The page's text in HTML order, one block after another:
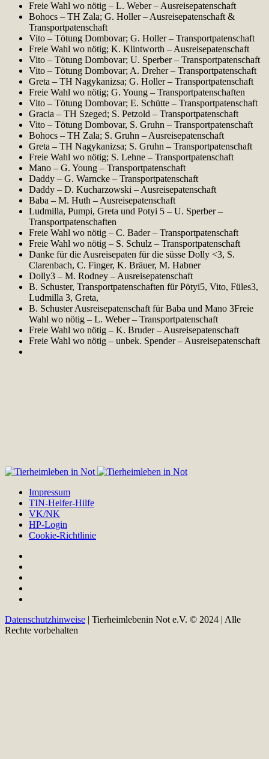
Freie Wahl wo nötig – L. Weber – Ausreisepatenschaft
Bohocs – TH Zala; G. Holler – Ausreisepatenschaft &
Transportpatenschaft
Vito – Tötung Dombovar; G. Holler – Transportpatenschaft
Freie Wahl wo nötig; K. Klintworth – Ausreisepatenschaft
Vito – Tötung Dombovar; U. Sperber – Transportpatenschaft
Vito – Tötung Dombovar; A. Dreher – Transportpatenschaft
Greta – TH Nagykanizsa; G. Holler – Transportpatenschaft
Freie Wahl wo nötig; G. Young – Transportpatenschaften
Vito – Tötung Dombovar; E. Schütte – Transportpatenschaft
Gracia – TH Szeged; S. Petzold – Transportpatenschaft
Vito – Tötung Dombovar, S. Gruhn – Transportpatenschaft
Bohocs – TH Zala; S. Gruhn – Ausreisepatenschaft
Greta – TH Nagykanizsa; S. Gruhn – Transportpatenschaft
Freie Wahl wo nötig; S. Lehne – Transportpatenschaft
Mano – G. Young – Transportpatenschaft
Daddy – G. Warncke – Transportpatenschaft
Daddy – D. Kucharzowski – Ausreisepatenschaft
Baba – M. Huth – Ausreisepatenschaft
Ludmilla, Pumpi, Greta und Potyi 5 – U. Sperber –
Transportpatenschaften
Freie Wahl wo nötig – C. Bader – Transportpatenschaft
Freie Wahl wo nötig – S. Schulz – Transportpatenschaft
Danke für die Ausreisepaten für die süsse Dolly <3, S.
Clarenbach, C. Finger, K. Bräuer, M. Habner
Dolly3 – M. Rodney – Ausreisepatenschaft
B. Schuster, Transportpatenschaften für Pötyi5, Vito, Füles3,
Ludmilla 3, Greta,
B. Schuster Ausreisepatenschaft für Baba und Mano 3Freie
Wahl wo nötig – L. Weber – Transportpatenschaft
Freie Wahl wo nötig – K. Bruder – Ausreisepatenschaft
Freie Wahl wo nötig – unbek. Spender – Ausreisepatenschaft
Impressum
TIN-Helfer-Hilfe
VK/NK
HP-Login
Cookie-Richtlinie
Datenschutzhinweise | Tierheimlebenin Not e.V. © 2024 | Alle
Rechte vorbehalten